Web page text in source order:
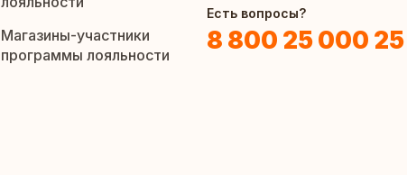
Магазины-участники
программы лояльности
Есть вопросы?
8 800 25 000 25